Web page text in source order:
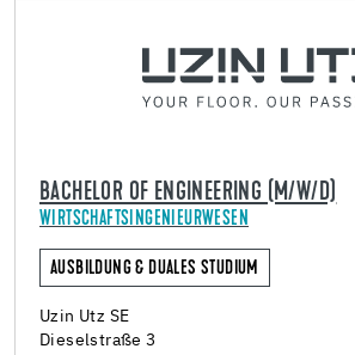
BACHELOR OF ENGINEERING (M/W/D)
WIRTSCHAFTSINGENIEURWESEN
AUSBILDUNG & DUALES STUDIUM
Uzin Utz SE
Dieselstraße 3